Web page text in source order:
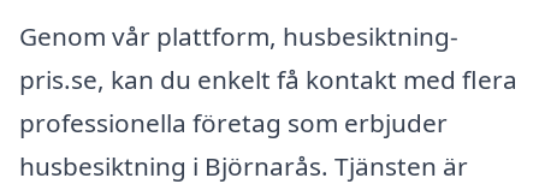
Genom vår plattform, husbesiktning-
pris.se, kan du enkelt få kontakt med flera
professionella företag som erbjuder
husbesiktning i Björnarås. Tjänsten är